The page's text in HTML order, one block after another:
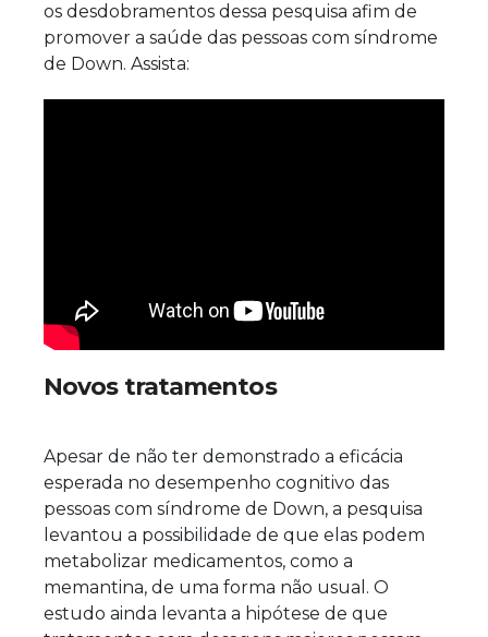
os desdobramentos dessa pesquisa afim de
promover a saúde das pessoas com síndrome
de Down. Assista:
Novos tratamentos
Apesar de não ter demonstrado a eficácia
esperada no desempenho cognitivo das
pessoas com síndrome de Down, a pesquisa
levantou a possibilidade de que elas podem
metabolizar medicamentos, como a
memantina, de uma forma não usual . O
estudo ainda levanta a hipótese de que